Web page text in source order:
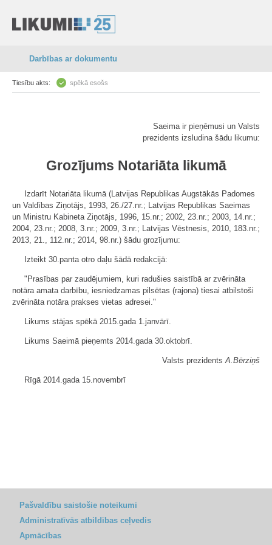
Darbības ar dokumentu
Tiesību akts: spēkā esošs
Saeima ir pieņēmusi un Valsts
prezidents izsludina šādu likumu:
Grozījums Notariāta likumā
Izdarīt Notariāta likumā (Latvijas Republikas Augstākās Padomes
un Valdības Ziņotājs, 1993, 26./27.nr.; Latvijas Republikas Saeimas
un Ministru Kabineta Ziņotājs, 1996, 15.nr.; 2002, 23.nr.; 2003, 14.nr.;
2004, 23.nr.; 2008, 3.nr.; 2009, 3.nr.; Latvijas Vēstnesis, 2010, 183.nr.;
2013, 21., 112.nr.; 2014, 98.nr.) šādu grozījumu:
Izteikt 30.panta otro daļu šādā redakcijā:
"Prasības par zaudējumiem, kuri radušies saistībā ar zvērināta
notāra amata darbību, iesniedzamas pilsētas (rajona) tiesai atbilstoši
zvērināta notāra prakses vietas adresei."
Likums stājas spēkā 2015.gada 1.janvārī.
Likums Saeimā pieņemts 2014.gada 30.oktobrī.
Valsts prezidentsA.Bērziņš
Rīgā 2014.gada 15.novembrī
Pašvaldību saistošie noteikumi
Administratīvās atbildības ceļvedis
Apmācības